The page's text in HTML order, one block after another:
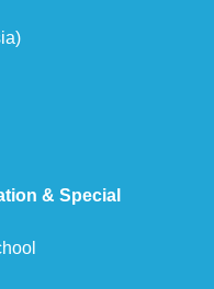
& Special